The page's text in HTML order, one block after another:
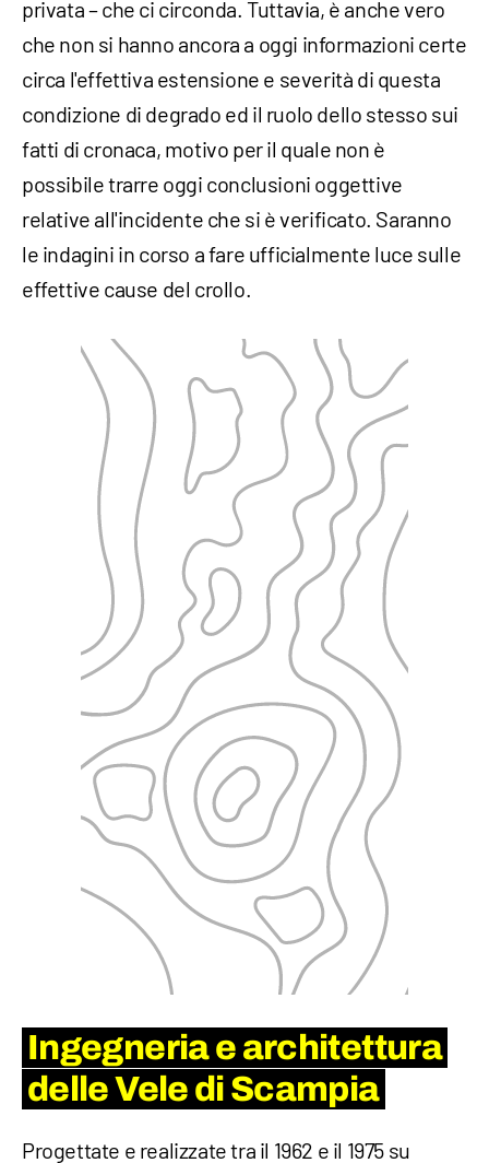
privata – che ci circonda. Tuttavia, è anche vero
che non si hanno ancora a oggi informazioni certe
circa l'effettiva estensione e severità di questa
condizione di degrado ed il ruolo dello stesso sui
fatti di cronaca, motivo per il quale non è
possibile trarre oggi conclusioni oggettive
relative all'incidente che si è verificato. Saranno
le indagini in corso a fare ufficialmente luce sulle
effettive cause del crollo.
Ingegneria e architettura
delle Vele di Scampia
Progettate e realizzate tra il 1962 e il 1975 su